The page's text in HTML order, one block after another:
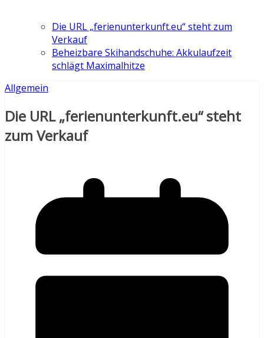
Die URL „ferienunterkunft.eu“ steht zum
Verkauf
Beheizbare Skihandschuhe: Akkulaufzeit
schlägt Maximalhitze
Allgemein
Die URL „ferienunterkunft.eu“ steht
zum Verkauf